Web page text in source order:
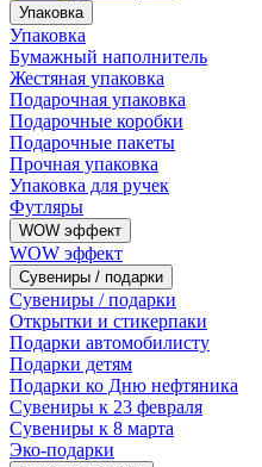
Упаковка
Упаковка
Бумажный наполнитель
Жестяная упаковка
Подарочная упаковка
Подарочные коробки
Подарочные пакеты
Прочная упаковка
Упаковка для ручек
Футляры
WOW эффект
WOW эффект
Сувениры / подарки
Сувениры / подарки
Открытки и стикерпаки
Подарки автомобилисту
Подарки детям
Подарки ко Дню нефтяника
Сувениры к 23 февраля
Сувениры к 8 марта
Эко-подарки